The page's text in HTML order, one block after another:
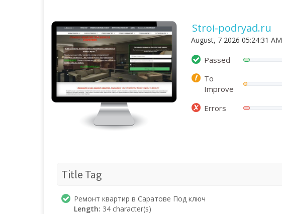
Stroi-podryad.ru
August, 7 2026 05:24:31 AM
Passed
To
Improve
Errors
Title Tag
Ремонт квартир в Саратове Под ключ
Length: 34 character(s)